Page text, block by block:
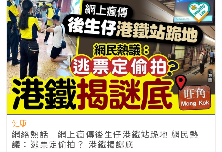
健康
網絡熱話｜網上瘋傳後生仔港鐵站跪地 網民熱
議：逃票定偷拍？ 港鐵揭謎底